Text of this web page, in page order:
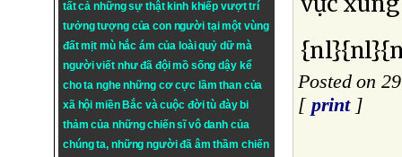
tất cả những sự thật kinh khiếp vượt trí
tưởng tượng của con người tại một vùng
đất mịt mù hắc ám của loài quỷ dữ mà
người viết như đã đội mồ sống dậy kể
cho ta nghe những cơ cực lầm than của
xã hội miền Bắc và cuộc đời tù đày bi
thảm của những chiến sĩ vô danh của
chúng ta, những người đã âm thầm chiến
Posted on
[ print]